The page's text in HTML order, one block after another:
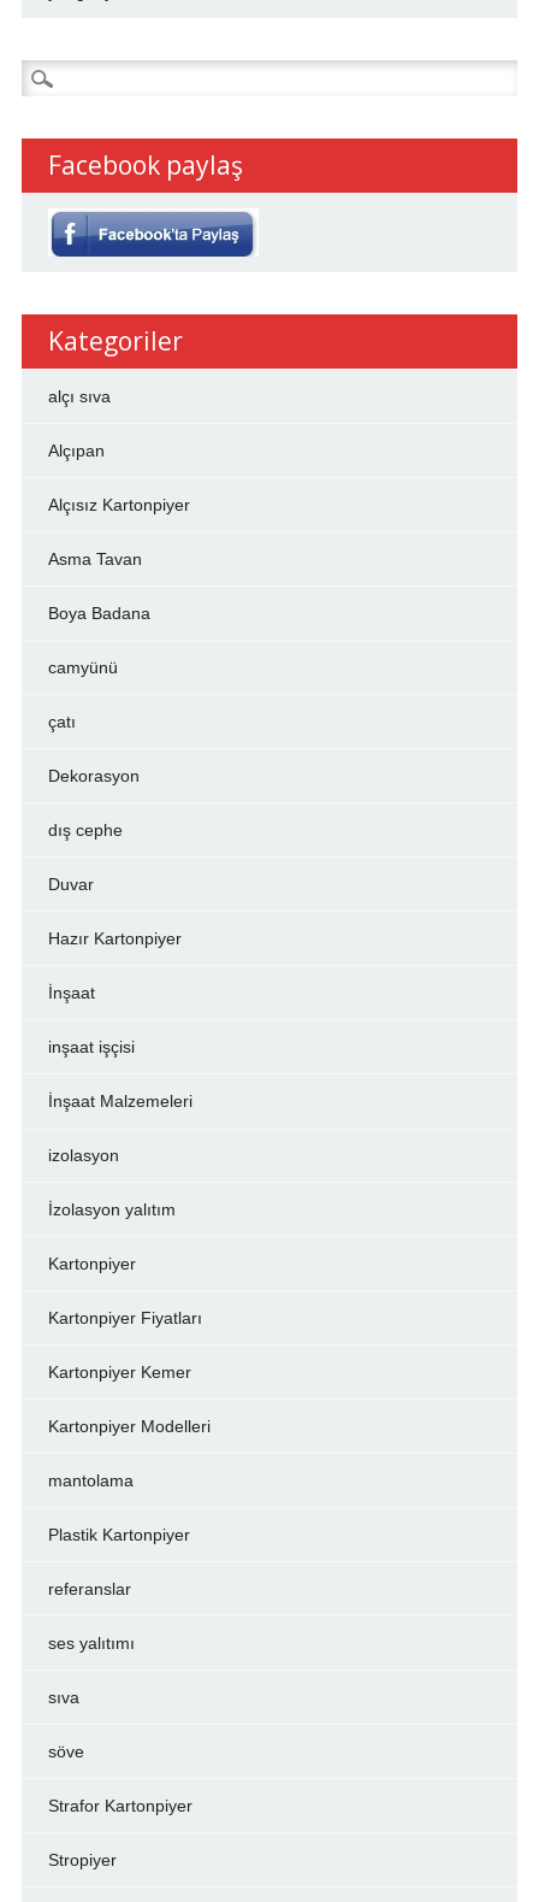
Arama:
Facebook paylaş
Kategoriler
alçı sıva
Alçıpan
Alçısız Kartonpiyer
Asma Tavan
Boya Badana
camyünü
çatı
Dekorasyon
dış cephe
Duvar
Hazır Kartonpiyer
İnşaat
inşaat işçisi
İnşaat Malzemeleri
izolasyon
İzolasyon yalıtım
Kartonpiyer
Kartonpiyer Fiyatları
Kartonpiyer Kemer
Kartonpiyer Modelleri
mantolama
Plastik Kartonpiyer
referanslar
ses yalıtımı
sıva
söve
Strafor Kartonpiyer
Stropiyer